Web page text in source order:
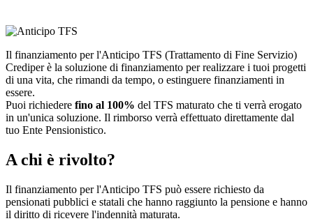
Il finanziamento per l'Anticipo TFS (Trattamento di Fine Servizio)
Crediper è la soluzione di finanziamento per realizzare i tuoi progetti
di una vita, che rimandi da tempo, o estinguere finanziamenti in
essere.
Puoi richiedere fino al 100% del TFS maturato che ti verrà erogato
in un'unica soluzione. Il rimborso verrà effettuato direttamente dal
tuo Ente Pensionistico.
A chi è rivolto?
Il finanziamento per l'Anticipo TFS può essere richiesto da
pensionati pubblici e statali che hanno raggiunto la pensione e hanno
il diritto di ricevere l'indennità maturata.